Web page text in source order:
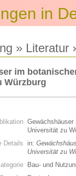
in
» Literatur
im
Würzburg
Universität zu
Details
in:
Universität zu
Bau- und